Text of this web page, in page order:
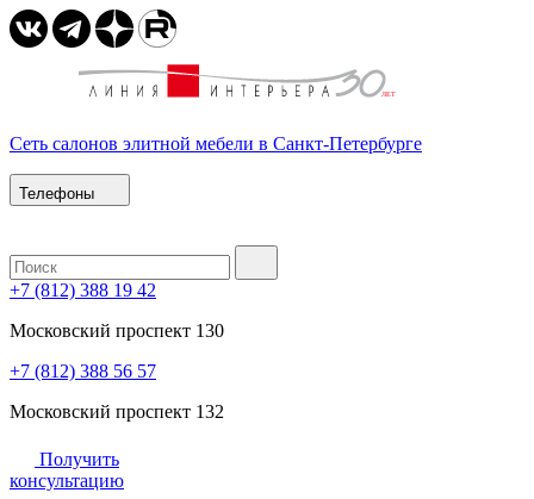
Сеть салонов элитной мебели в Санкт-Петербурге
Телефоны
+7 (812) 388 19 42
Московский проспект 130
+7 (812) 388 56 57
Московский проспект 132
Получить
консультацию